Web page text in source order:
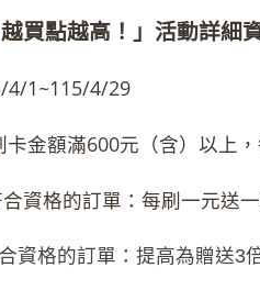
越買點越高！」活動詳細
4/1~115/4/29
金額滿600元（含）以上
資格的訂單：每刷一元送
資格的訂單：提高為贈送3